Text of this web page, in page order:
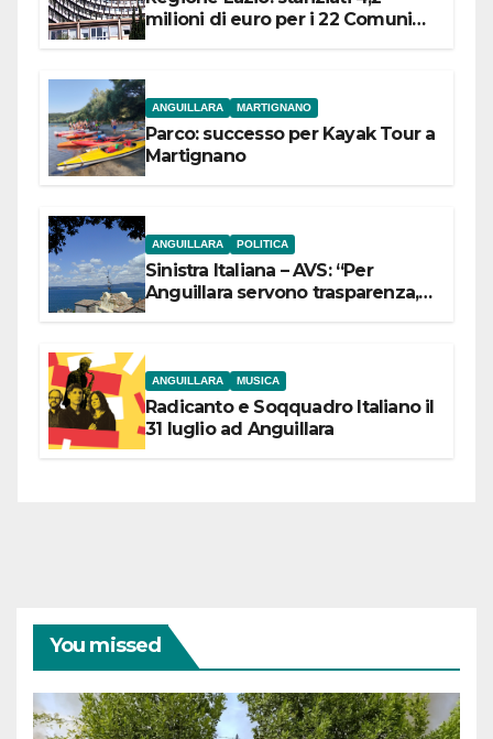
milioni di euro per i 22 Comuni
ANGUILLARA MARTIGNANO
Parco: successo per Kayak Tour a
Martignano
ANGUILLARA POLITICA
Sinistra Italiana – AVS: “Per
Anguillara servono trasparenza,
ANGUILLARA MUSICA
Radicanto e Soqquadro Italiano il
31 luglio ad Anguillara
You missed